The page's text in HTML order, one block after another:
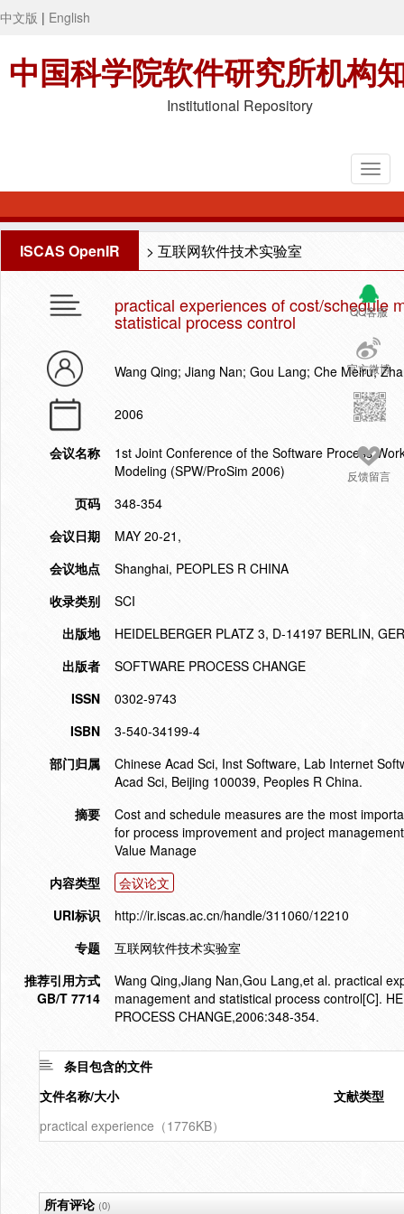
中文版 | English
中国科学院软件研究所机构
Institutional Repository
ISCAS OpenIR > 互联网软件技术实验室
QQ客服
官方微博
反馈留言
practical experiences of cost/schedule
statistical process control
Wang Qing; Jiang Nan; Gou Lang; Che Meiru;
2006
会议名称
1st Joint Conference of the Software Process
Modeling (SPW/ProSim 2006)
页码
348-354
会议日期
MAY 20-21,
会议地点
Shanghai, PEOPLES R CHINA
收录类别
SCI
出版地
HEIDELBERGER PLATZ 3, D-14197 BERLIN,
出版者
SOFTWARE PROCESS CHANGE
ISSN
0302-9743
ISBN
3-540-34199-4
部门归属
Chinese Acad Sci, Inst Software, Lab Internet
Acad Sci, Beijing 100039, Peoples R China.
摘要
Cost and schedule measures are the most
for process improvement and project
Value Manage
内容类型
会议论文
URI标识
http://ir.iscas.ac.cn/handle/311060/12210
专题
互联网软件技术实验室
推荐引用方式
GB/T 7714
Wang Qing,Jiang Nan,Gou Lang,et al. practical
management and statistical process control[C].
PROCESS CHANGE,2006:348-354.
条目包含的文件
文件名称/大小
文献类型
practical experience（1776KB）
所有评论(0)